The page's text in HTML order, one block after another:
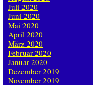
Juli 2020
Juni 2020
Mai 2020
April 2020
März 2020
Februar 2020
Januar 2020
Dezember 2019
November 2019